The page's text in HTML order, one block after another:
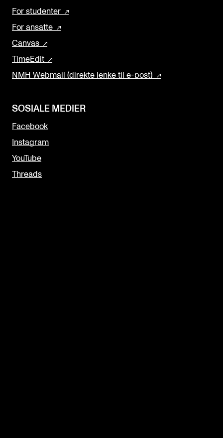
For studenter
For ansatte
Canvas
TimeEdit
NMH Webmail (direkte lenke til e-post)
SOSIALE MEDIER
Facebook
Instagram
YouTube
Threads